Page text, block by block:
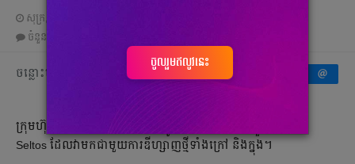
សុក្រ, 1 កក្កដា 2022 03:17
ចំនួនមតិ
ចន្លោះមិនឃើញ
ក្រុមហ៊ុន Kia បាន​បញ្ចេញ​រូបភាព​ផ្លូវការ​រថយន្ត​ថ្មីរបស់ខ្លួន​គឺម៉ូដែល
Seltos ដែលវាមក​ជាមួយការឌីហ្សាញ​ថ្មី​ទាំងក្រៅ និង​ក្នុង។
ចូលរួមឥលូវនេះ